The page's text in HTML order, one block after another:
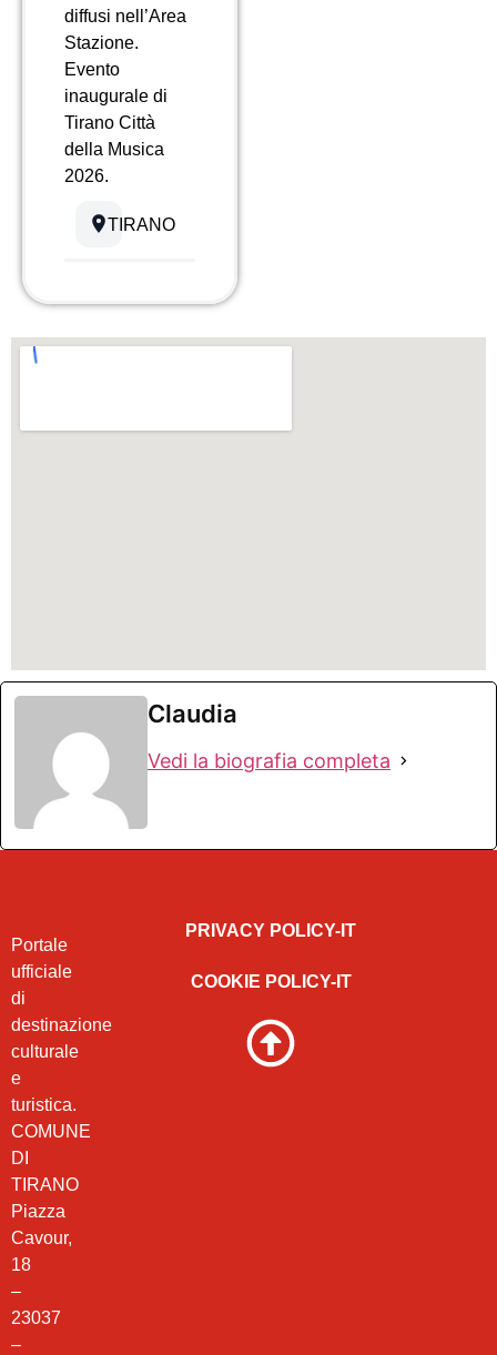
diffusi nell’Area
Stazione.
Evento
inaugurale di
Tirano Città
della Musica
2026.
TIRANO
Claudia
Vedi la biografia completa
Portale
ufficiale
di
destinazione
culturale
e
turistica.
COMUNE
DI
TIRANO
Piazza
Cavour,
18
–
23037
–
PRIVACY POLICY-IT
COOKIE POLICY-IT